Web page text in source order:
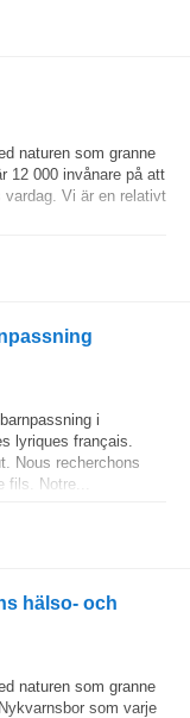
naturen som granne
12 000 invånare på att
Vi är en relativt
i
lyriques français.
Nous recherchons
fils. Notre...
hälso- och
naturen som granne
som varje